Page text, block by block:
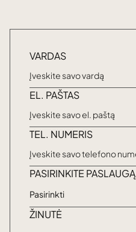
VARDAS
EL. PAŠTAS
TEL. NUMERIS
PASIRINKITE PASLAUGĄ
Pasirinkti
ŽINUTĖ